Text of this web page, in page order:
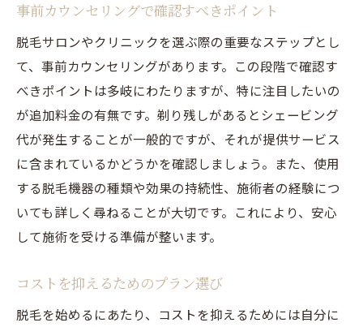
事前カウンセリングで確認すべきポイント
脱毛サロンやクリニックを選ぶ際の重要なステップとし
て、事前カウンセリングがあります。この段階で確認す
べきポイントは多岐にわたりますが、特に注目したいの
が追加料金の有無です。剃り残しがあるとシェービング
代が発生することが一般的ですが、それが提供サービス
に含まれているかどうかを確認しましょう。また、使用
する脱毛機器の種類や効果の持続性、施術者の経験につ
いても詳しく尋ねることが大切です。これにより、安心
して施術を受ける準備が整います。
コストを抑えるためのプラン選び
脱毛を始めるにあたり、コストを抑えるためには自分に